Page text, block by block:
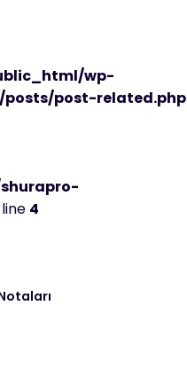
wp-
post-related.php
4